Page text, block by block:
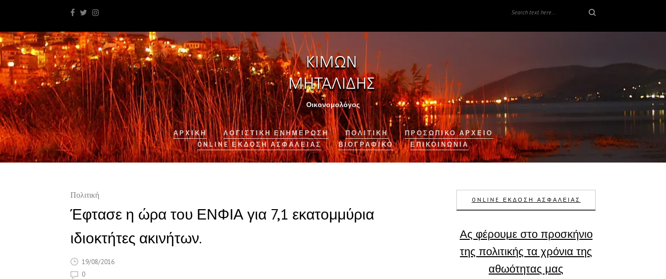
Οικονομολόγος
ΑΡΧΙΚΉ ΛΟΓΙΣΤΙΚΉ ΕΝΗΜΈΡΩΣΗ ΠΟΛΙΤΙΚΗ
ΠΡΟΣΩΠΙΚΟ ΑΡΧΕΙΟ
ONLINE ΈΚΔΟΣΗ ΑΣΦΆΛΕΙΑΣ
ΒΙΟΓΡΑΦΙΚΌ ΕΠΙΚΟΙΝΩΝΊΑ
Πολιτική
Έφτασε η ώρα του ΕΝΦΙΑ για 7,1 εκατομμύρια
ιδιοκτήτες ακινήτων.
19/08/2016
0
ONLINE ΕΚΔΟΣΗ ΑΣΦΑΛΕΙΑΣ
Ας φέρουμε στο προσκήνιο
της πολιτικής τα χρόνια της
αθωότητας μας